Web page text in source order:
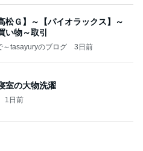
室の大物洗濯
て何かあったの？
前